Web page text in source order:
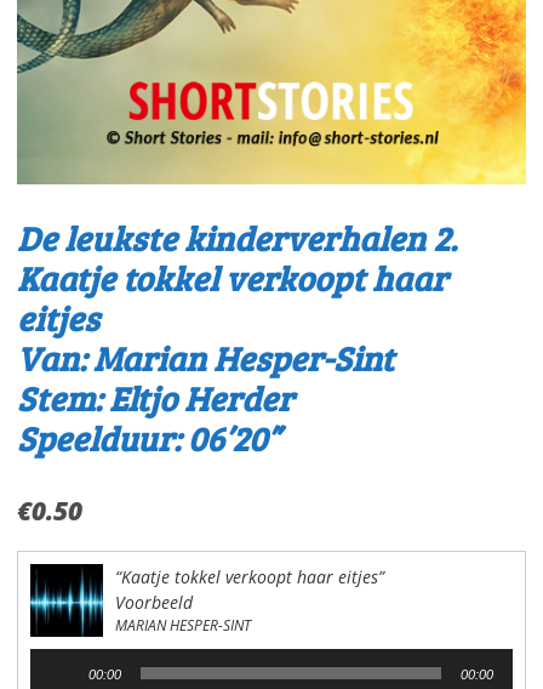
De leukste kinderverhalen 2.
Kaatje tokkel verkoopt haar
eitjes
Van: Marian Hesper-Sint
Stem: Eltjo Herder
Speelduur: 06’20”
€0.50
“Kaatje tokkel verkoopt haar eitjes”
Voorbeeld
MARIAN HESPER-SINT
00:00 00:00